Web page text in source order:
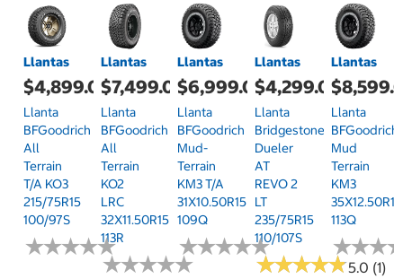
Llantas
$4,899.00
Llanta
BFGoodrich
All
Terrain
T/A KO3
215/75R15
100/97S
★★★★★
★★★★★
Llantas
$7,499.00
Llanta
BFGoodrich
All
Terrain
KO2
LRC
32X11.50R15
113R
★★★★★
★★★★★
Llantas
$6,999.00
Llanta
BFGoodrich
Mud-
Terrain
KM3 T/A
31X10.50R15
109Q
★★★★★
★★★★★
Llantas
$4,299.00
Llanta
Bridgestone
Dueler
AT
REVO 2
LT
235/75R15
110/107S
★★★★★
★★★★★5.0 (1)
Llantas
Llanta
BFGoodrich
Mud
Terrain
KM3
35X12.50R15
113Q
★★★
★★★